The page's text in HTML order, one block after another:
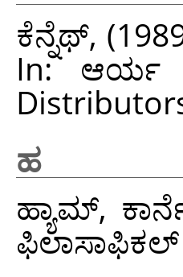
ಕೆನ್ನೆಥ್,
In: ಆರ್ಯ
ಹ
ಹ್ಯಾಮ್,
ಫಿಲಾಸಾಫಿಕಲ್